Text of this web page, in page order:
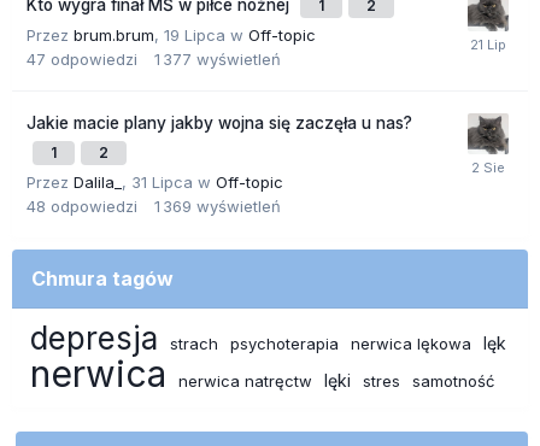
Kto wygra finał MŚ w piłce nożnej 1 2
Przez brum.brum, 19 Lipca w Off-topic
47 odpowiedzi 1 377 wyświetleń
Jakie macie plany jakby wojna się zaczęła u nas?
1 2
Przez Dalila_ , 31 Lipca w Off-topic
48 odpowiedzi 1 369 wyświetleń
Chmura tagów
depresja strach psychoterapia nerwica lękowa lęk
nerwica nerwica natręctw lęki stres samotność